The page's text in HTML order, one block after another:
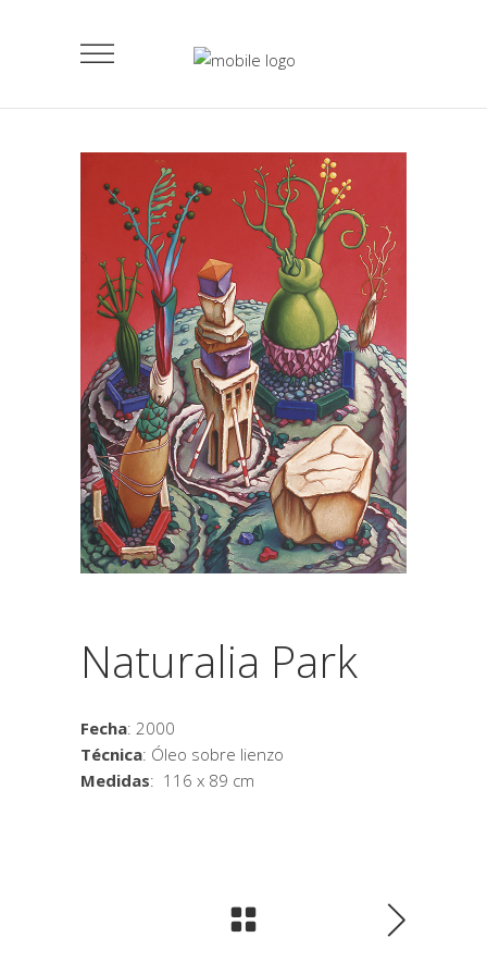
Naturalia Park
Fecha: 2000
Técnica: Óleo sobre lienzo
Medidas: 116 x 89 cm